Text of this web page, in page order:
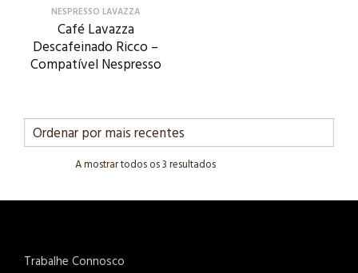
NESPRESSO LAVAZZA
Café Lavazza
Descafeinado Ricco –
Compatível Nespresso
A mostrar todos os 3 resultados
Trabalhe Connosco